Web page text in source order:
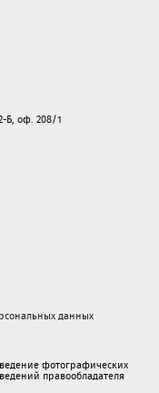
Б, оф. 208/1
данных
фотографических
правообладателя